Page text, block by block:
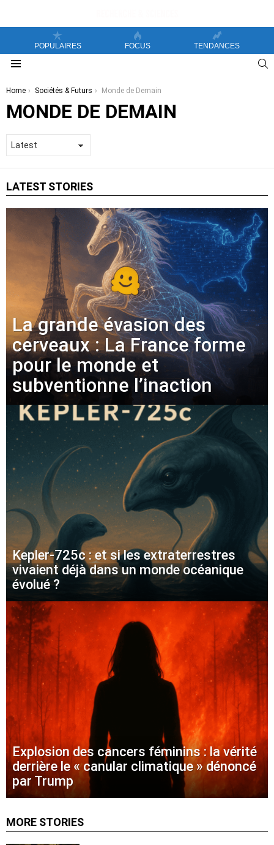
POPULAIRES FOCUS TENDANCES
You are here:
Home Sociétés & Futurs Monde de Demain
MONDE DE DEMAIN
LATEST STORIES
La grande évasion des
cerveaux : La France forme
pour le monde et
subventionne l’inaction
Kepler-725c : et si les extraterrestres
vivaient déjà dans un monde océanique
évolué ?
Explosion des cancers féminins : la vérité
derrière le « canular climatique » dénoncé
par Trump
MORE STORIES